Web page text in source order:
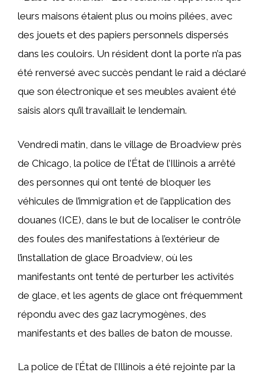
leurs maisons étaient plus ou moins pilées, avec
des jouets et des papiers personnels dispersés
dans les couloirs. Un résident dont la porte n’a pas
été renversé avec succès pendant le raid a déclaré
que son électronique et ses meubles avaient été
saisis alors qu’il travaillait le lendemain.
Vendredi matin, dans le village de Broadview près
de Chicago, la police de l’État de l’Illinois a arrêté
des personnes qui ont tenté de bloquer les
véhicules de l’immigration et de l’application des
douanes (ICE), dans le but de localiser le contrôle
des foules des manifestations à l’extérieur de
l’installation de glace Broadview, où les
manifestants ont tenté de perturber les activités
de glace, et les agents de glace ont fréquemment
répondu avec des gaz lacrymogènes, des
manifestants et des balles de baton de mousse.
La police de l’État de l’Illinois a été rejointe par la